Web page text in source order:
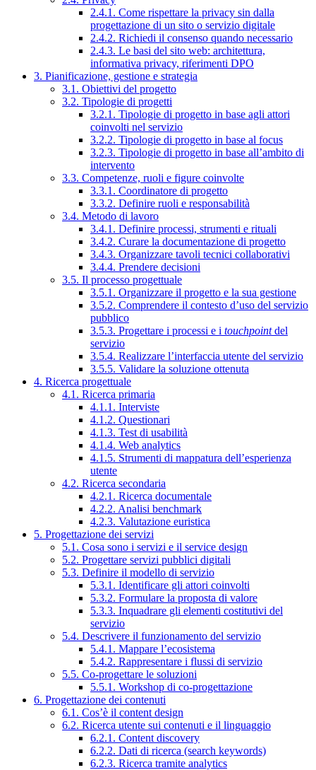
2.4.1. Come rispettare la privacy sin dalla
progettazione di un sito o servizio digitale
2.4.2. Richiedi il consenso quando necessario
2.4.3. Le basi del sito web: architettura,
informativa privacy, riferimenti DPO
3. Pianificazione, gestione e strategia
3.1. Obiettivi del progetto
3.2. Tipologie di progetti
3.2.1. Tipologie di progetto in base agli attori
coinvolti nel servizio
3.2.2. Tipologie di progetto in base al focus
3.2.3. Tipologie di progetto in base all’ambito di
intervento
3.3. Competenze, ruoli e figure coinvolte
3.3.1. Coordinatore di progetto
3.3.2. Definire ruoli e responsabilità
3.4. Metodo di lavoro
3.4.1. Definire processi, strumenti e rituali
3.4.2. Curare la documentazione di progetto
3.4.3. Organizzare tavoli tecnici collaborativi
3.4.4. Prendere decisioni
3.5. Il processo progettuale
3.5.1. Organizzare il progetto e la sua gestione
3.5.2. Comprendere il contesto d’uso del servizio
pubblico
3.5.3. Progettare i processi e i touchpointdel
servizio
3.5.4. Realizzare l’interfaccia utente del servizio
3.5.5. Validare la soluzione ottenuta
4. Ricerca progettuale
4.1. Ricerca primaria
4.1.1. Interviste
4.1.2. Questionari
4.1.3. Test di usabilità
4.1.4. Web analytics
4.1.5. Strumenti di mappatura dell’esperienza
utente
4.2. Ricerca secondaria
4.2.1. Ricerca documentale
4.2.2. Analisi benchmark
4.2.3. Valutazione euristica
5. Progettazione dei servizi
5.1. Cosa sono i servizi e il service design
5.2. Progettare servizi pubblici digitali
5.3. Definire il modello di servizio
5.3.1. Identificare gli attori coinvolti
5.3.2. Formulare la proposta di valore
5.3.3. Inquadrare gli elementi costitutivi del
servizio
5.4. Descrivere il funzionamento del servizio
5.4.1. Mappare l’ecosistema
5.4.2. Rappresentare i flussi di servizio
5.5. Co-progettare le soluzioni
5.5.1. Workshop di co-progettazione
6. Progettazione dei contenuti
6.1. Cos’è il content design
6.2. Ricerca utente sui contenuti e il linguaggio
6.2.1. Content discovery
6.2.2. Dati di ricerca (search keywords)
6.2.3. Ricerca tramite analytics